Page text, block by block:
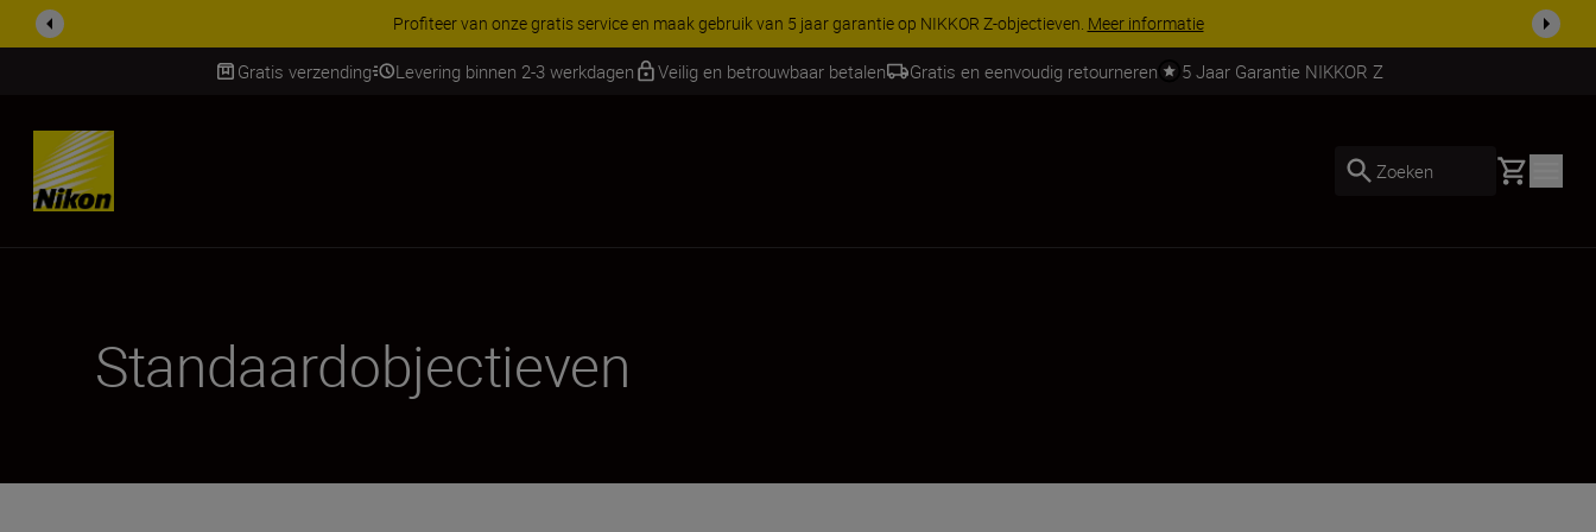
Profiteer van onze gratis service en maak gebruik van 5 jaar garantie op NIKKOR Z-objectieven. Meer informatie
Gratis verzending Levering binnen 2-3 werkdagen Veilig en betrouwbaar betalen Gratis en eenvoudig retourneren 5 Jaar Garantie NIKKOR Z
SKIP
Zoeken Basket
Standaardobjectieven